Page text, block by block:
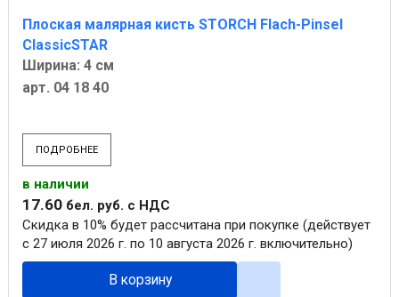
Плоская малярная кисть STORCH Flach-Pinsel
ClassicSTAR
Ширина: 4 см
арт. 04 18 40
ПОДРОБНЕЕ
в наличии
17.60 бел. руб. с НДС
Скидка в 10% будет рассчитана при покупке (действует
с 27 июля 2026 г. по 10 августа 2026 г. включительно)
В корзину